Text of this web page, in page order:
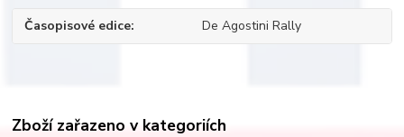
Časopisové edice De Agostini Rally
Zboží zařazeno v kategoriích